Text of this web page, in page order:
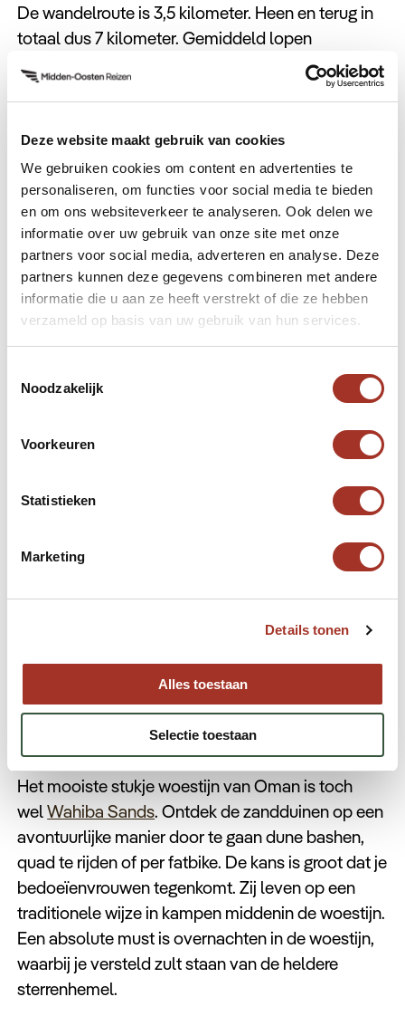
Deze website maakt gebruik van cookies
We gebruiken cookies om content en advertenties te
personaliseren, om functies voor social media te bieden
en om ons websiteverkeer te analyseren. Ook delen we
informatie over uw gebruik van onze site met onze
partners voor social media, adverteren en analyse. Deze
partners kunnen deze gegevens combineren met andere
informatie die u aan ze heeft verstrekt of die ze hebben
verzameld op basis van uw gebruik van hun services.
Noodzakelijk
Voorkeuren
Statistieken
Marketing
Details tonen
Alles toestaan
Selectie toestaan
De wandelroute is 3,5 kilometer. Heen en terug in
totaal dus 7 kilometer. Gemiddeld lopen
wandelaars hier zo’n 3 tot 4 uur over.
Daymaniyat Island
Een kleine eilandgroep van negen eilanden in het
noorden, zo’n 18 kilometer, boven Oman. Een waar
snorkel- en duikparadijs. Het is een beschermd
Tip: wist je dat je je rondreis door Oman kunt
Check bijvoorbeeld de reis
Deze reis neemt je mee langs
de beste bezienswaardigheden van Oman en
verleggen tijdens de meest avontuurlijke
Wahiba Sands
Het mooiste stukje woestijn van Oman is toch
welWahiba Sands. Ontdek de zandduinen op een
avontuurlijke manier door te gaan dune bashen,
quad te rijden of per fatbike. De kans is groot dat je
bedoeïenvrouwen tegenkomt. Zij leven op een
traditionele wijze in kampen middenin de woestijn.
Een absolute must is overnachten in de woestijn,
waarbij je versteld zult staan van de heldere
sterrenhemel.